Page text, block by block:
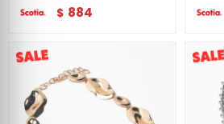
$ 884